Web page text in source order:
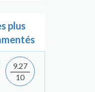
plus
9.27
10